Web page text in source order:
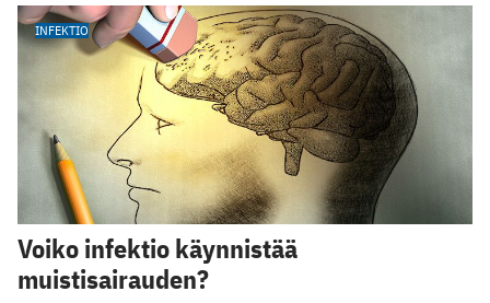
INFEKTIO
Voiko infektio käynnistää
muistisairauden?